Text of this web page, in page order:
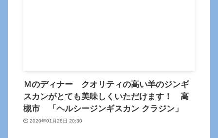
Ｍのディナー クオリティの高い羊のジンギ
スカンがとても美味しくいただけます！ 高
槻市 「ヘルシージンギスカン クラジン」
2020年01月28日 20:30